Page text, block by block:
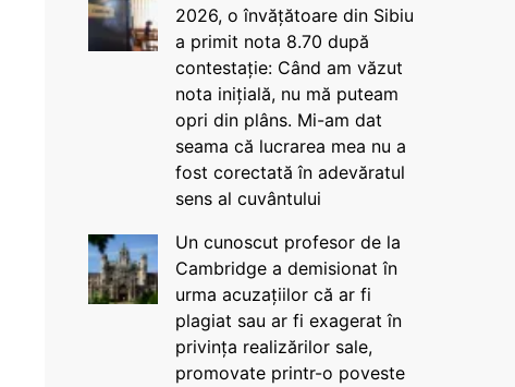
2026, o învățătoare din Sibiu
a primit nota 8.70 după
contestație: Când am văzut
nota inițială, nu mă puteam
opri din plâns. Mi-am dat
seama că lucrarea mea nu a
fost corectată în adevăratul
sens al cuvântului
Un cunoscut profesor de la
Cambridge a demisionat în
urma acuzațiilor că ar fi
plagiat sau ar fi exagerat în
privința realizărilor sale,
promovate printr-o poveste